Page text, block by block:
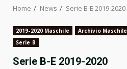
Home News Serie B-E 2019-2020
2019-2020 Maschile Archivio Maschile
Serie B
Serie B-E 2019-2020